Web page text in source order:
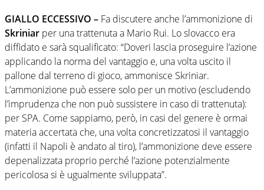
GIALLO ECCESSIVO – Fa discutere anche l’ammonizione di
Skriniar per una trattenuta a Mario Rui. Lo slovacco era
diffidato e sarà squalificato: “Doveri lascia proseguire l’azione
applicando la norma del vantaggio e, una volta uscito il
pallone dal terreno di gioco, ammonisce Skriniar.
L’ammonizione può essere solo per un motivo (escludendo
l’imprudenza che non può sussistere in caso di trattenuta):
per SPA. Come sappiamo, però, in casi del genere è ormai
materia accertata che, una volta concretizzatosi il vantaggio
(infatti il Napoli è andato al tiro), l’ammonizione deve essere
depenalizzata proprio perché l’azione potenzialmente
pericolosa si è ugualmente sviluppata”.